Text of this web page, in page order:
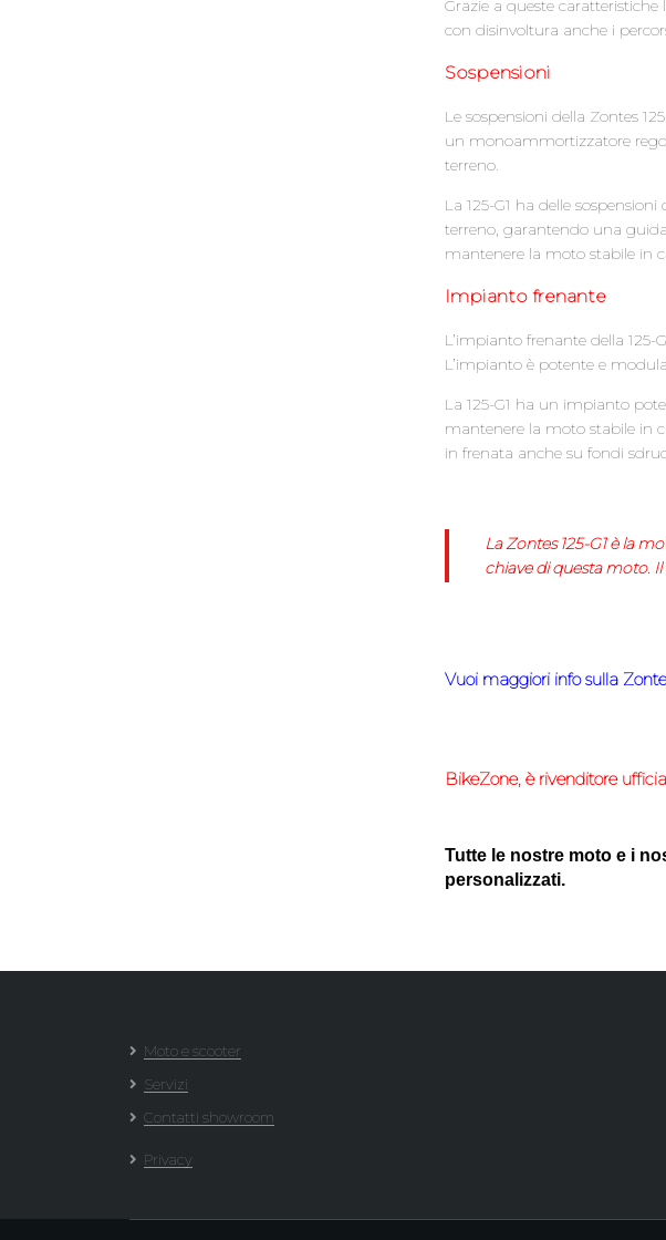
Grazie a queste
con disinvoltura anche i
Sospensioni
Le sospensioni della Zontes
un monoammortizzatore
terreno.
La 125-G1 ha delle
terreno, garantendo una
mantenere la moto stabile in
Impianto frenante
L’impianto frenante della
L’impianto è potente e
La 125-G1 ha un impianto
mantenere la moto stabile in
in frenata anche su fondi
La Zontes 125-G1 è la
chiave di questa moto.
Vuoi maggiori info sulla
BikeZone, è rivenditore
Tutte le nostre moto e i
personalizzati.
Moto e scooter
Servizi
Contatti showroom
Privacy